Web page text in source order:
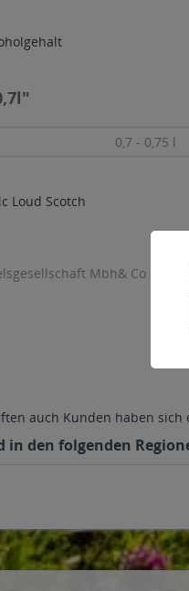
0,7 - 0,75 l
Loud Scotch
Mbh& Co Kg Kiel
auch Kunden haben sich
in den folgenden